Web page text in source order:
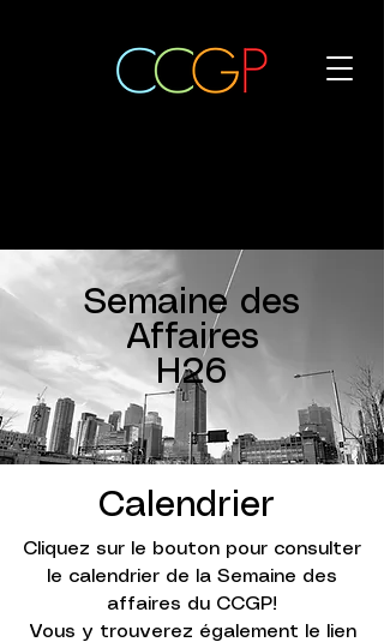
Semaine des
Affaires
H26
Calendrier
Cliquez sur le bouton pour consulter
le calendrier de la Semaine des
affaires du CCGP!
Vous y trouverez également le lien